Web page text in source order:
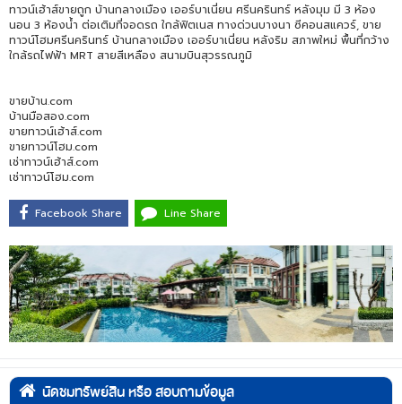
ทาวน์เฮ้าส์ขายถูก บ้านกลางเมือง เออร์บาเนี่ยน ศรีนครินทร์ หลังมุม มี 3 ห้อง
นอน 3 ห้องน้ำ ต่อเติมที่จอดรถ ใกล้ฟิตเนส ทางด่วนบางนา ซีคอนสแควร์, ขาย
ทาวน์โฮมศรีนครินทร์ บ้านกลางเมือง เออร์บาเนี่ยน หลังริม สภาพใหม่ พื้นที่กว้าง
ใกล้รถไฟฟ้า MRT สายสีเหลือง สนามบินสุวรรณภูมิ
ขายบ้าน.com
บ้านมือสอง.com
ขายทาวน์เฮ้าส์.com
ขายทาวน์โฮม.com
เช่าทาวน์เฮ้าส์.com
เช่าทาวน์โฮม.com
Facebook Share Line Share
นัดชมทรัพย์สิน หรือ สอบถามข้อมูล